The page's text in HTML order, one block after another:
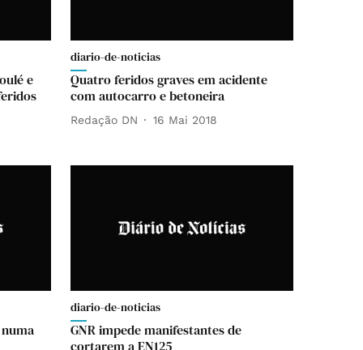
e
diario-de-noticias
Quatro feridos graves em acidente
com autocarro e betoneira
Redação DN 16 Mai 2018
diario-de-noticias
GNR impede manifestantes de
cortarem a EN125